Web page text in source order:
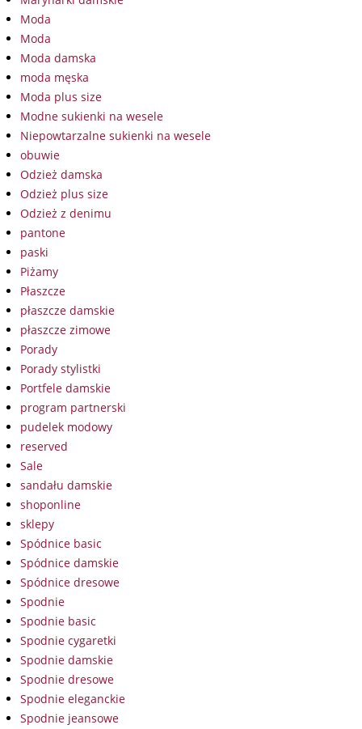
Moda
Moda
Moda damska
moda męska
Moda plus size
Modne sukienki na wesele
Niepowtarzalne sukienki na wesele
obuwie
Odzież damska
Odzież plus size
Odzież z denimu
pantone
paski
Piżamy
Płaszcze
płaszcze damskie
płaszcze zimowe
Porady
Porady stylistki
Portfele damskie
program partnerski
pudelek modowy
reserved
Sale
sandału damskie
shoponline
sklepy
Spódnice basic
Spódnice damskie
Spódnice dresowe
Spodnie
Spodnie basic
Spodnie cygaretki
Spodnie damskie
Spodnie dresowe
Spodnie eleganckie
Spodnie jeansowe